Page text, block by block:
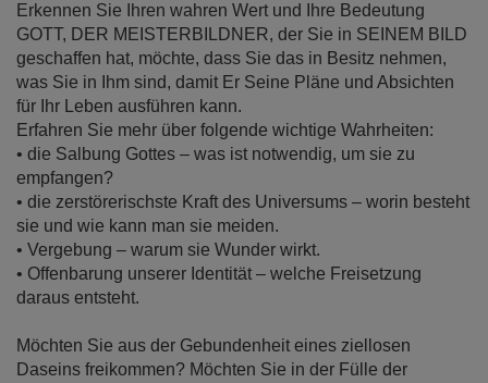
Erkennen Sie Ihren wahren Wert und Ihre Bedeutung
GOTT, DER MEISTERBILDNER, der Sie in SEINEM BILD
geschaffen hat, möchte, dass Sie das in Besitz nehmen,
was Sie in Ihm sind, damit Er Seine Pläne und Absichten
für Ihr Leben ausführen kann.
Erfahren Sie mehr über folgende wichtige Wahrheiten:
• die Salbung Gottes – was ist notwendig, um sie zu
empfangen?
• die zerstörerischste Kraft des Universums – worin besteht
sie und wie kann man sie meiden.
• Vergebung – warum sie Wunder wirkt.
• Offenbarung unserer Identität – welche Freisetzung
daraus entsteht.
Möchten Sie aus der Gebundenheit eines ziellosen
Daseins freikommen? Möchten Sie in der Fülle der